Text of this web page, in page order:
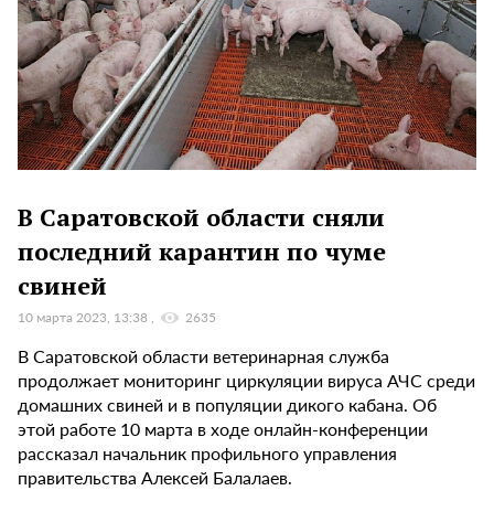
В Саратовской области сняли
последний карантин по чуме
свиней
10 марта 2023, 13:38 2635
В Саратовской области ветеринарная служба
продолжает мониторинг циркуляции вируса АЧС среди
домашних свиней и в популяции дикого кабана. Об
этой работе 10 марта в ходе онлайн-конференции
рассказал начальник профильного управления
правительства Алексей Балалаев.